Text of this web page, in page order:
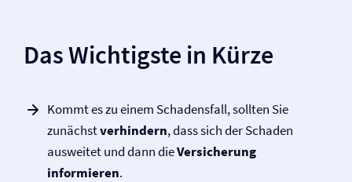
Das Wichtigste in Kürze
Kommt es zu einem Schadensfall, sollten Sie
zunächstverhindern, dass sich der Schaden
ausweitet und dann dieVersicherung
informieren.